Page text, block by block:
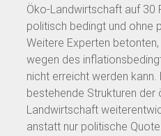
Öko-Landwirtschaft auf 30
politisch bedingt und ohne
Weitere Experten
wegen des
nicht erreicht werden kann.
bestehende Strukturen der
Landwirtschaft
anstatt nur politische